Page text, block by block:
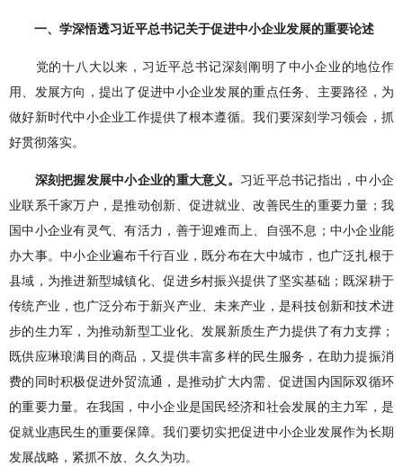
一、学深悟透习近平总书记关于促进中小企业发展的重要论述
党的十八大以来，习近平总书记深刻阐明了中小企业的地位作
用、发展方向，提出了促进中小企业发展的重点任务、主要路径，为
做好新时代中小企业工作提供了根本遵循。我们要深刻学习领会，抓
好贯彻落实。
深刻把握发展中小企业的重大意义。 习近平总书记指出，中小企
业联系千家万户，是推动创新、促进就业、改善民生的重要力量；我
国中小企业有灵气、有活力，善于迎难而上、自强不息；中小企业能
办大事。中小企业遍布千行百业，既分布在大中城市，也广泛扎根于
县域，为推进新型城镇化、促进乡村振兴提供了坚实基础；既深耕于
传统产业，也广泛分布于新兴产业、未来产业，是科技创新和技术进
步的生力军，为推动新型工业化、发展新质生产力提供了有力支撑；
既供应琳琅满目的商品，又提供丰富多样的民生服务，在助力提振消
费的同时积极促进外贸流通，是推动扩大内需、促进国内国际双循环
的重要力量。在我国，中小企业是国民经济和社会发展的主力军，是
促就业惠民生的重要保障。我们要切实把促进中小企业发展作为长期
发展战略，紧抓不放、久久为功。